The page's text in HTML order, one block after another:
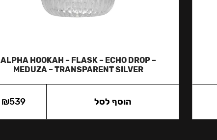
ALPHA HOOKAH – FLASK – ECHO DROP –
MEDUZA – TRANSPARENT SILVER
₪539 הוסף לסל